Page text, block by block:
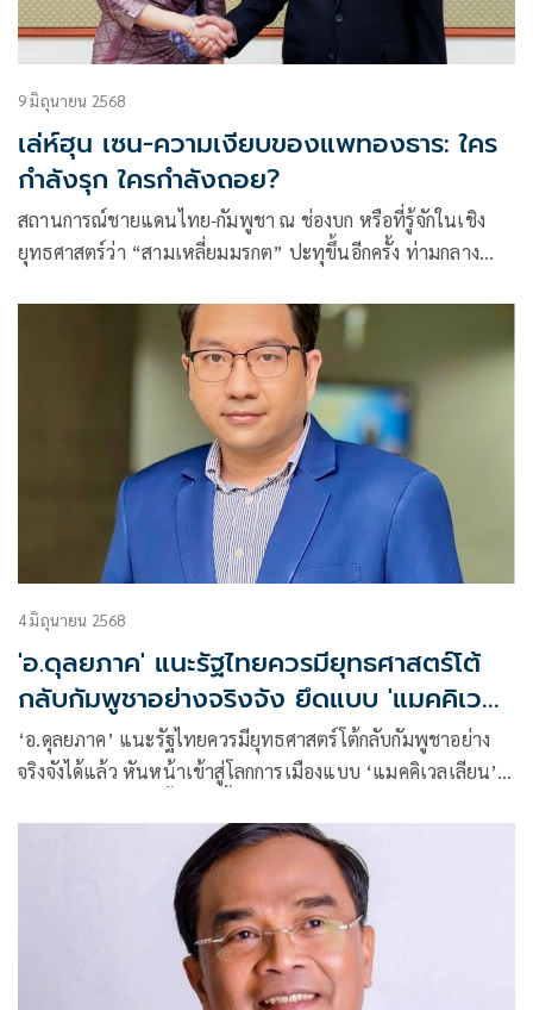
9 มิถุนายน 2568
เล่ห์ฮุน เซน-ความเงียบของแพทองธาร: ใคร
กำลังรุก ใครกำลังถอย?
สถานการณ์ชายแดนไทย-กัมพูชา ณ ช่องบก หรือที่รู้จักในเชิง
ยุทธศาสตร์ว่า “สามเหลี่ยมมรกต” ปะทุขึ้นอีกครั้ง ท่ามกลาง
กำลังตั้งคำถามว่า ฝ่ายใดกำลังรุก และ ฝ่ายใดกำลังถอย
4 มิถุนายน 2568
'อ.ดุลยภาค' แนะรัฐไทยควรมียุทธศาสตร์โต้
กลับกัมพูชาอย่างจริงจัง ยึดแบบ 'แมคคิเวล
เลียน'
‘อ.ดุลยภาค’ แนะรัฐไทยควรมียุทธศาสตร์โต้กลับกัมพูชาอย่าง
จริงจังได้แล้ว หันหน้าเข้าสู่โลกการเมืองแบบ ‘แมคคิเวลเลียน’
กับรัฐเพื่อนบ้าน ไม่สามารถเปลี่ยนวิธีคิดเขาได้